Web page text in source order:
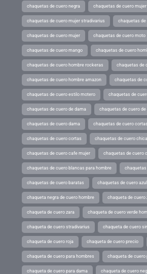
chaquetas de cuero negra chaquetas de cuero mujer
chaquetas de cuero mujer stradivarius chaquetas de
chaquetas de cuero mujer chaquetas de cuero moto
chaquetas de cuero mango chaquetas de cuero
chaquetas de cuero hombre rockeras chaquetas de
chaquetas de cuero hombre amazon chaquetas de
chaquetas de cuero estilo motero chaquetas de
chaquetas de cuero de dama chaquetas de cuero de
chaquetas de cuero dama chaquetas de cuero
chaquetas de cuero cortas chaquetas de cuero chica
chaquetas de cuero cafe mujer chaquetas de cuero
chaquetas de cuero blancas para hombre
chaquetas de cuero baratas chaquetas de cuero azul
chaqueta negra de cuero hombre chaqueta de cuero
chaqueta de cuero zara chaqueta de cuero verde
chaqueta de cuero stradivarius chaqueta de cuero
chaqueta de cuero roja chaqueta de cuero precio
chaqueta de cuero para hombres chaqueta de cuero
chaqueta de cuero para dama chaqueta de cuero